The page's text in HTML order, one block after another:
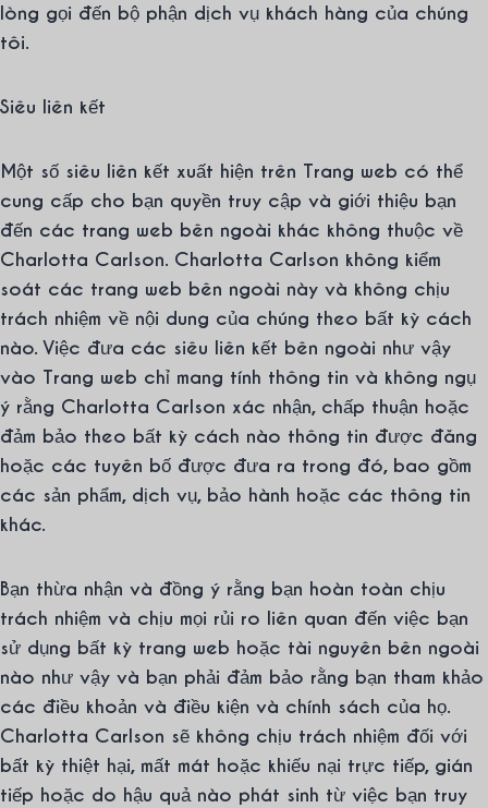
lòng gọi đến bộ phận dịch vụ khách hàng của chúng
tôi.
Siêu liên kết
Một số siêu liên kết xuất hiện trên Trang web có thể
cung cấp cho bạn quyền truy cập và giới thiệu bạn
đến các trang web bên ngoài khác không thuộc về
Charlotta Carlson. Charlotta Carlson không kiểm
soát các trang web bên ngoài này và không chịu
trách nhiệm về nội dung của chúng theo bất kỳ cách
nào. Việc đưa các siêu liên kết bên ngoài như vậy
vào Trang web chỉ mang tính thông tin và không ngụ
ý rằng Charlotta Carlson xác nhận, chấp thuận hoặc
đảm bảo theo bất kỳ cách nào thông tin được đăng
hoặc các tuyên bố được đưa ra trong đó, bao gồm
các sản phẩm, dịch vụ, bảo hành hoặc các thông tin
khác.
Bạn thừa nhận và đồng ý rằng bạn hoàn toàn chịu
trách nhiệm và chịu mọi rủi ro liên quan đến việc bạn
sử dụng bất kỳ trang web hoặc tài nguyên bên ngoài
nào như vậy và bạn phải đảm bảo rằng bạn tham khảo
các điều khoản và điều kiện và chính sách của họ.
Charlotta Carlson sẽ không chịu trách nhiệm đối với
bất kỳ thiệt hại, mất mát hoặc khiếu nại trực tiếp, gián
tiếp hoặc do hậu quả nào phát sinh từ việc bạn truy